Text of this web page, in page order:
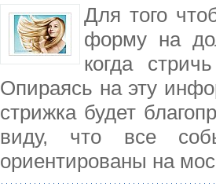
Для того
форму на
когда
Опираясь на эту
стрижка будет
виду, что все
ориентированы на